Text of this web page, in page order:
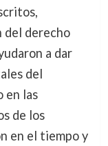
derecho
a dar
del
en las
de los
en el tiempo y